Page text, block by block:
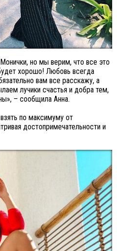
но мы верим, что все это
хорошо! Любовь всегда
вам все расскажу, а
лучики счастья и добра тем,
– сообщила Анна.
по максимуму от
достопримечательности и